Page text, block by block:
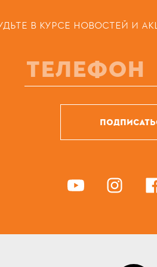
В КУРСЕ НОВОСТЕЙ И